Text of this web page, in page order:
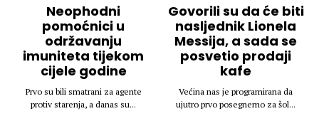
Recepti
Suplementi
Tablica kalorija
Um i tijelo
Povrede i bolesti
Lifestyle
Trudnice
LIFESTYLE
Bodybuilding
Fitness
Ishrana
Zdravlje
VODA
MAGAZIN
Neophodni
pomoćnici u
održavanju
imuniteta tijekom
cijele godine
Prvo su bili smatrani za agente
protiv starenja, a danas su...
Govorili su da će biti
nasljednik Lionela
Messija, a sada se
posvetio prodaji
kafe
Većina nas je programirana da
ujutro prvo posegnemo za šol...